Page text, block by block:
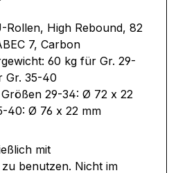
Rollen, High Rebound, 82
7, Carbon
60 kg für Gr. 29-
Gr. 35-40
29-34: Ø 72 x 22
40: Ø 76 x 22 mm
mit
benutzen. Nicht im